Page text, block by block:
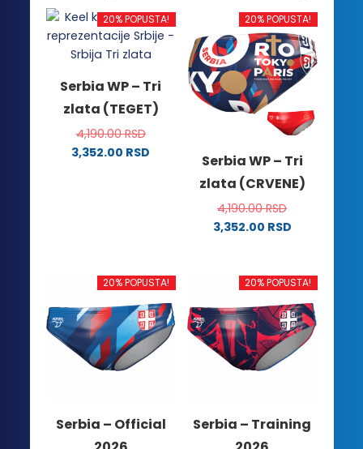
20% POPUSTA!
Serbia WP – Tri
zlata (TEGET)
4,190.00RSD
3,352.00 RSD
mogu
izabrane
na
stranici
proizvoda.
20% POPUSTA!
Serbia WP – Tri
zlata (CRVENE)
4,190.00RSD
3,352.00 RSD
ima
varijanti.
Opcije
mogu
biti
stranici
20% POPUSTA!
Serbia – Official
20% POPUSTA!
Serbia – Training